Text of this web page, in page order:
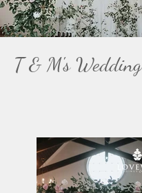
T & M's Wedding